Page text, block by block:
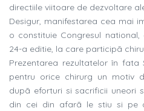
directiile viitoare de dezvoltare
Desigur, manifestarea cea mai
o constituie Congresul
24-a editie, la care participã
Prezentarea rezultatelor în fata
pentru orice chirurg un motiv
dupã eforturi si sacrificii uneori
din cei din afarã le stiu si pe